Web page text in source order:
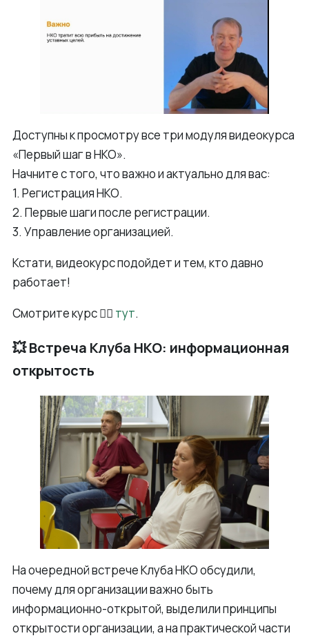
Доступны к просмотру все три модуля видеокурса
«Первый шаг в НКО».
Начните с того, что важно и актуально для вас:
1. Регистрация НКО.
2. Первые шаги после регистрации.
3. Управление организацией.
Кстати, видеокурс подойдет и тем, кто давно
работает!
Смотрите курс 👉🏻 тут.
💥 Встреча Клуба НКО: информационная
открытость
На очередной встрече Клуба НКО обсудили,
почему для организации важно быть
информационно-открытой, выделили принципы
открытости организации, а на практической части